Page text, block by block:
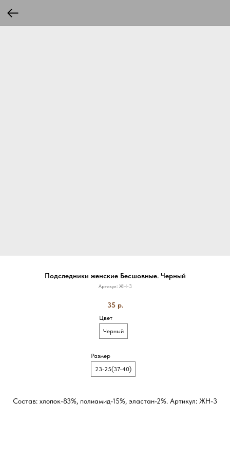
Подследники женские Бесшовные. Черный
Артикул: ЖН-3
35 р.
Цвет
Черный
Размер
23-25(37-40)
Состав: хлопок-83%, полиамид-15%, эластан-2%. Артикул: ЖН-3